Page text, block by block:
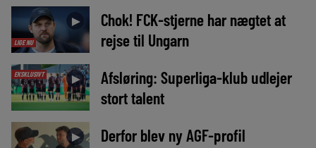
LIGE NU
►
Chok! FCK-stjerne har nægtet at
rejse til Ungarn
EKSKLUSIVT ►
Afsløring: Superliga-klub udlejer
stort talent
►
Derfor blev ny AGF-profil